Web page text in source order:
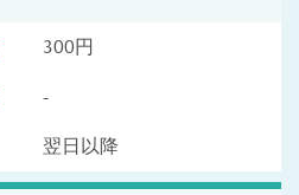
300円
-
翌日以降